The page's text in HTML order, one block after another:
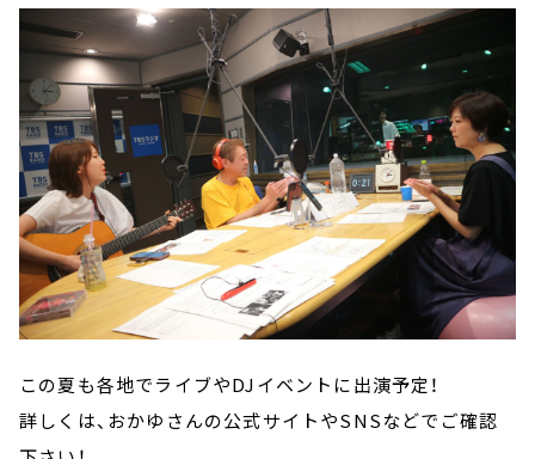
この夏も各地でライブやDJイベントに出演予定！
詳しくは、おかゆさんの公式サイトやSNSなどでご確認